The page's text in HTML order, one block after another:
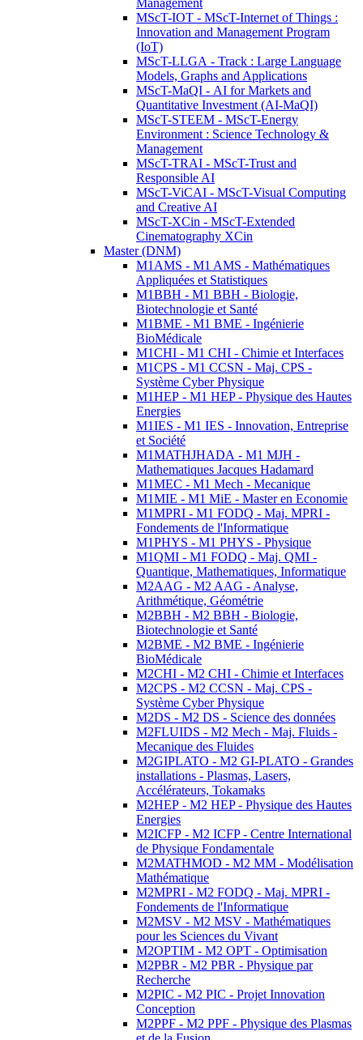
Management
MScT-IOT - MScT-Internet of Things :
Innovation and Management Program
(IoT)
MScT-LLGA - Track : Large Language
Models, Graphs and Applications
MScT-MaQI - AI for Markets and
Quantitative Investment (AI-MaQI)
MScT-STEEM - MScT-Energy
Environment : Science Technology &
Management
MScT-TRAI - MScT-Trust and
Responsible AI
MScT-ViCAI - MScT-Visual Computing
and Creative AI
MScT-XCin - MScT-Extended
Cinematography XCin
Master (DNM)
M1AMS - M1 AMS - Mathématiques
Appliquées et Statistiques
M1BBH - M1 BBH - Biologie,
Biotechnologie et Santé
M1BME - M1 BME - Ingénierie
BioMédicale
M1CHI - M1 CHI - Chimie et Interfaces
M1CPS - M1 CCSN - Maj. CPS -
Système Cyber Physique
M1HEP - M1 HEP - Physique des Hautes
Energies
M1IES - M1 IES - Innovation, Entreprise
et Société
M1MATHJHADA - M1 MJH -
Mathematiques Jacques Hadamard
M1MEC - M1 Mech - Mecanique
M1MIE - M1 MiE - Master en Economie
M1MPRI - M1 FODQ - Maj. MPRI -
Fondements de l'Informatique
M1PHYS - M1 PHYS - Physique
M1QMI - M1 FODQ - Maj. QMI -
Quantique, Mathematiques, Informatique
M2AAG - M2 AAG - Analyse,
Arithmétique, Géométrie
M2BBH - M2 BBH - Biologie,
Biotechnologie et Santé
M2BME - M2 BME - Ingénierie
BioMédicale
M2CHI - M2 CHI - Chimie et Interfaces
M2CPS - M2 CCSN - Maj. CPS -
Système Cyber Physique
M2DS - M2 DS - Science des données
M2FLUIDS - M2 Mech - Maj. Fluids -
Mecanique des Fluides
M2GIPLATO - M2 GI-PLATO - Grandes
installations - Plasmas, Lasers,
Accélérateurs, Tokamaks
M2HEP - M2 HEP - Physique des Hautes
Energies
M2ICFP - M2 ICFP - Centre International
de Physique Fondamentale
M2MATHMOD - M2 MM - Modélisation
Mathématique
M2MPRI - M2 FODQ - Maj. MPRI -
Fondements de l'Informatique
M2MSV - M2 MSV - Mathématiques
pour les Sciences du Vivant
M2OPTIM - M2 OPT - Optimisation
M2PBR - M2 PBR - Physique par
Recherche
M2PIC - M2 PIC - Projet Innovation
Conception
M2PPF - M2 PPF - Physique des Plasmas